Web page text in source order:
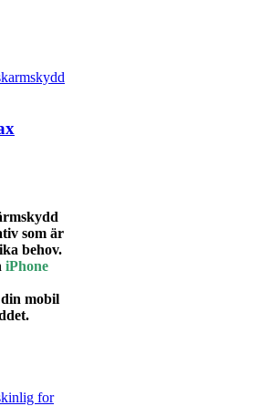
kr
kr
som är
behov.
iPhone
mobil